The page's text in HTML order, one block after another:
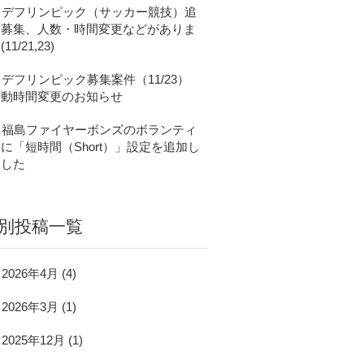
デフリンピック（サッカー競技）追
集、人数・時間変更などがありま
21,23)
デフリンピック募集案件（11/23）
時間変更のお知らせ
福島ファイヤーボンズのボランティ
「短時間（Short）」設定を追加し
た
投稿一覧
2026年4月 (4)
2026年3月 (1)
2025年12月 (1)